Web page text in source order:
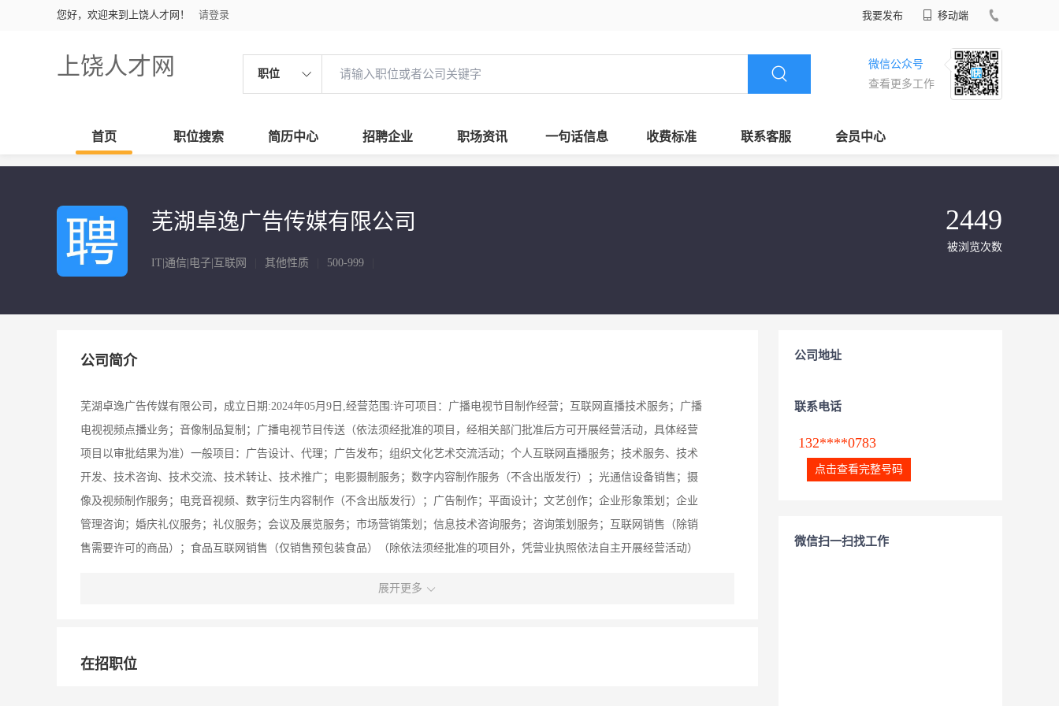
您好，欢迎来到上饶人才网！ 请登录 我要发布 移动端
上饶人才网 职位
微信公众号
查看更多工作
首页 职位搜索 简历中心 招聘企业 职场资讯 一句话信息 收费标准 联系客服 会员中心
芜湖卓逸广告传媒有限公司
IT|通信|电子|互联网 其他性质 500-999
2449
被浏览次数
公司简介
芜湖卓逸广告传媒有限公司，成立日期:2024年05月9日,经营范围:许可项目：广播电视节目制作经营；互联网直播技术服务；广播
电视视频点播业务；音像制品复制；广播电视节目传送（依法须经批准的项目，经相关部门批准后方可开展经营活动，具体经营
项目以审批结果为准）一般项目：广告设计、代理；广告发布；组织文化艺术交流活动；个人互联网直播服务；技术服务、技术
开发、技术咨询、技术交流、技术转让、技术推广；电影摄制服务；数字内容制作服务（不含出版发行）；光通信设备销售；摄
像及视频制作服务；电竞音视频、数字衍生内容制作（不含出版发行）；广告制作；平面设计；文艺创作；企业形象策划；企业
管理咨询；婚庆礼仪服务；礼仪服务；会议及展览服务；市场营销策划；信息技术咨询服务；咨询策划服务；互联网销售（除销
售需要许可的商品）；食品互联网销售（仅销售预包装食品）（除依法须经批准的项目外，凭营业执照依法自主开展经营活动）
展开更多
在招职位
公司地址
联系电话
132****0783
点击查看完整号码
微信扫一扫找工作